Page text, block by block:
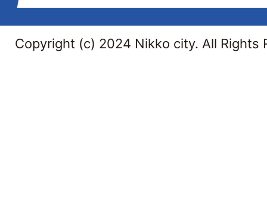
Copyright (c) 2024 Nikko city. All Rights